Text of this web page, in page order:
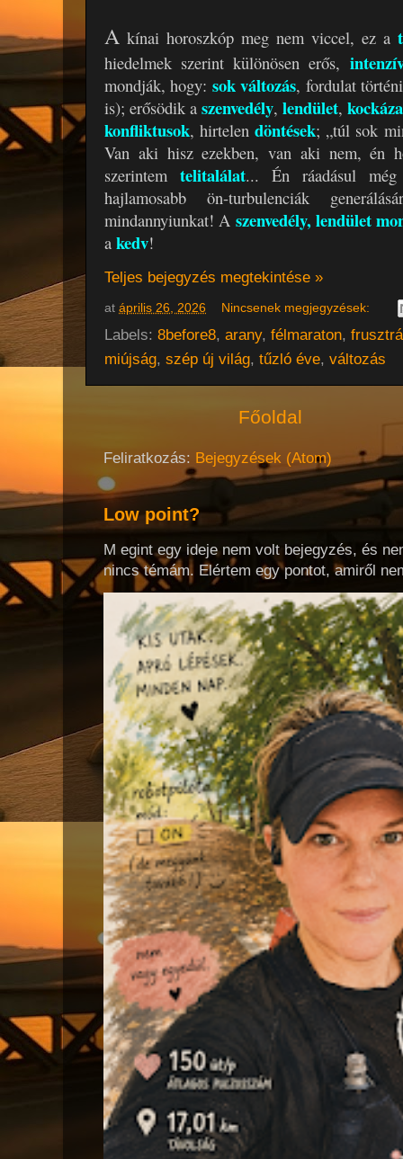
A kínai horoszkóp meg nem viccel, ez a
hiedelmek szerint különösen erős,
mondják, hogy: sok változás, fordulat
is); erősödik a szenvedély, lendület,
konfliktusok, hirtelendöntések; „túl sok
Van aki hisz ezekben, van aki nem, én
szerintem telitalálat... Én ráadásul
hajlamosabb ön-turbulenciák
mindannyiunkat! A szenvedély, lendület
a kedv!
Teljes bejegyzés megtekintése »
at április 26, 2026 Nincsenek megjegyzések:
Labels: 8before8, arany, félmaraton,
miújság, szép új világ, tűzló éve, változás
Főoldal
Feliratkozás: Bejegyzések (Atom)
Low point?
M egint egy ideje nem volt bejegyzés, és
nincs témám. Elértem egy pontot, amiről